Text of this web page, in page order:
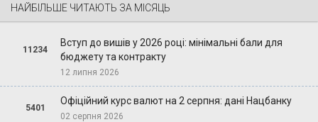
НАЙБІЛЬШЕ ЧИТАЮТЬ ЗА МІСЯЦЬ
11234
Вступ до вишів у 2026 році: мінімальні бали для
бюджету та контракту
12 липня 2026
5401
Офіційний курс валют на 2 серпня: дані Нацбанку
02 серпня 2026